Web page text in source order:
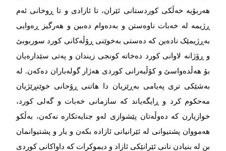
هه‌‌‌ربۆیه‌‌‌ خه‌‌‌ڵکی کوردستانی ئێران، تا ئازادی و تا ڕوخانی ئه‌‌‌م
ڕژیمه‌‌‌ له‌‌‌ خه‌‌‌بات ناوه‌‌‌ستن و به‌‌‌ده‌‌‌وام ده‌‌‌بین و هه‌‌‌رگیز ڕه‌‌‌وایی
به‌‌‌ڕژیمێک ناده‌‌‌ین که‌‌‌ ده‌‌‌ستی به‌‌‌خوێنی ڕۆڵه‌‌‌کانی کورد سوربوبێ
و ڕۆژانه‌‌‌ لاوانی کورد ده‌‌‌خاته‌‌‌ کونجی زیندان و په‌‌‌تی سێداره‌‌‌یان
بۆ هه‌‌‌ڵده‌‌‌واسێ و کۆڵبه‌‌‌رانی کوردی هه‌‌‌ژار گوله‌‌‌باران ده‌‌‌که‌‌‌ن. له‌‌‌
به‌‌‌شێکی تری په‌‌‌یامی به‌‌‌ڕێزیان دا هاتنی ڕۆحانی خوێنڕێژیان
مه‌‌‌حکوم کرد و ڕایگه‌‌‌یاند که‌‌‌ سازمانی خه‌‌‌بات و گه‌‌‌لی کورد،
خوازیارن که‌‌‌ ده‌‌‌وڵه‌‌‌تان پێشوازی له‌‌‌و جنایه‌‌‌تکاره‌‌‌ نه‌‌‌که‌‌‌ن، به‌‌‌ڵکو
هه‌‌‌مووان پشتیوانی له‌‌‌ ئێرانیانی ئازاده بکه‌‌‌ن و یار و پشتیوانمان
بن له‌‌‌ بنیادن نانی ئێرانێکی ئازاد و دیموکرات که‌‌‌ داواکانی کوردی